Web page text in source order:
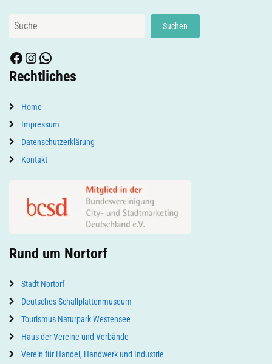
Suchen
Suchen
Facebook
Instagram
WhatsApp
Rechtliches
Home
Impressum
Datenschutzerklärung
Kontakt
Rund um Nortorf
Stadt Nortorf
Deutsches Schallplattenmuseum
Tourismus Naturpark Westensee
Haus der Vereine und Verbände
Verein für Handel, Handwerk und Industrie